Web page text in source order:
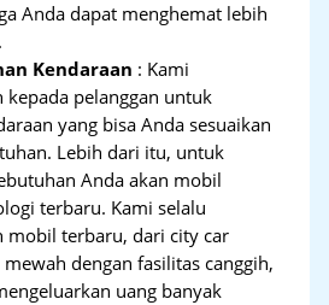
Anda dapat menghemat lebih
Kendaraan : Kami
kepada pelanggan untuk
yang bisa Anda sesuaikan
Lebih dari itu, untuk
Anda akan mobil
terbaru. Kami selalu
mobil terbaru, dari city car
dengan fasilitas canggih,
uang banyak